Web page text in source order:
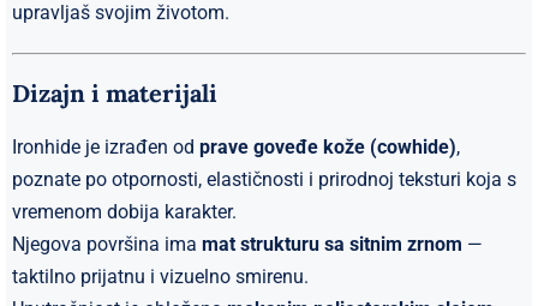
upravljaš svojim životom.
Dizajn i materijali
Ironhide je izrađen od prave goveđe kože (cowhide),
poznate po otpornosti, elastičnosti i prirodnoj teksturi koja s
vremenom dobija karakter.
Njegova površina ima mat strukturu sa sitnim zrnom —
taktilno prijatnu i vizuelno smirenu.